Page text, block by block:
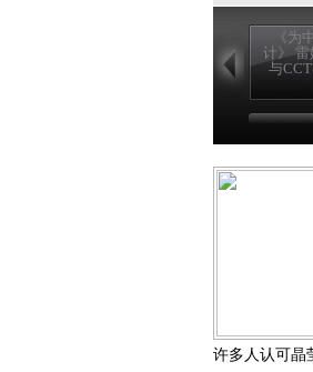
《为
计》 雷
与
许多人认可晶